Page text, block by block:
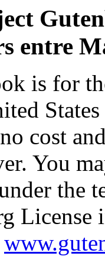
entre
is for
cost
You
the